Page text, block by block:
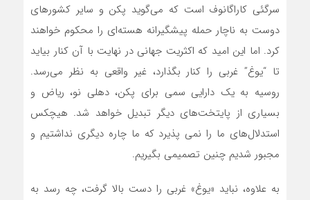
سرگئی کاراگانوف است که‌ می‌گوید پکن و سایر کشورهای
دوست به ناچار حمله پیشگیرانه هسته‌‌ای را محکوم خواهند
کرد. اما این امید که اکثریت جهانی در نهایت با آن کنار بیاید
تا “یوغ” غربی را کنار بگذارد، غیر واقعی به نظر‌ می‌رسد.
روسیه به یک دارایی سمی برای پکن، دهلی نو، ریاض و
بسیاری از پایتخت‌های دیگر تبدیل خواهد شد. هیچکس
استدلال‌های ما را نمی پذیرد که ما چاره دیگری نداشتیم و
مجبور شدیم چنین تصمیمی بگیریم.
به علاوه، نباید «یوغ» غربی را دست بالا گرفت، چه رسد به